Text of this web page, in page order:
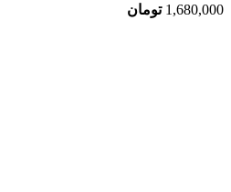
1,680,000 تومان